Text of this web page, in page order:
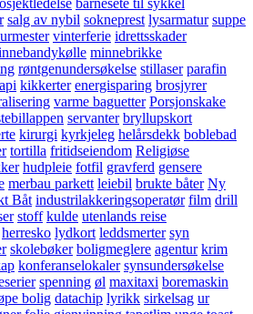
salg av nybil sokneprest lysarmatur suppe
vinterferie idrettsskader
minnebrikke
røntgenundersøkelse stillaser parafin
kikkerter energisparing brosjyrer
varme baguetter Porsjonskake
servanter bryllupskort
kirurgi kyrkjeleg helårsdekk boblebad
tortilla fritidseiendom Religiøse
hudpleie fotfil gravferd gensere
merbau parkett leiebil brukte båter Ny
Båt industrilakkeringsoperatør film drill
stoff kulde utenlands reise
herresko lydkort leddsmerter syn
skolebøker boligmeglere agentur krim
konferanselokaler synsundersøkelse
spenning øl maxitaxi boremaskin
bolig datachip lyrikk sirkelsag ur